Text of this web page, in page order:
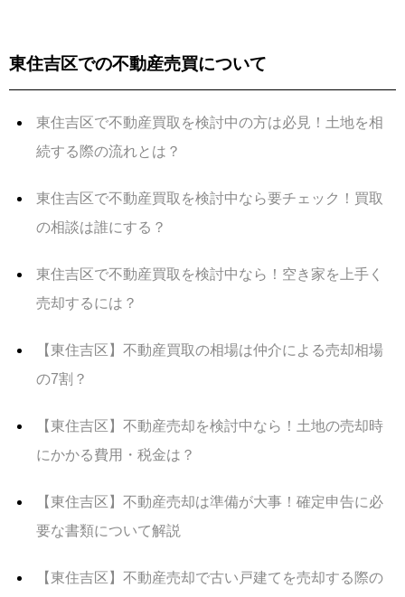
東住吉区での不動産売買について
東住吉区で不動産買取を検討中の方は必見！土地を相
続する際の流れとは？
東住吉区で不動産買取を検討中なら要チェック！買取
の相談は誰にする？
東住吉区で不動産買取を検討中なら！空き家を上手く
売却するには？
【東住吉区】不動産買取の相場は仲介による売却相場
の7割？
【東住吉区】不動産売却を検討中なら！土地の売却時
にかかる費用・税金は？
【東住吉区】不動産売却は準備が大事！確定申告に必
要な書類について解説
【東住吉区】不動産売却で古い戸建てを売却する際の